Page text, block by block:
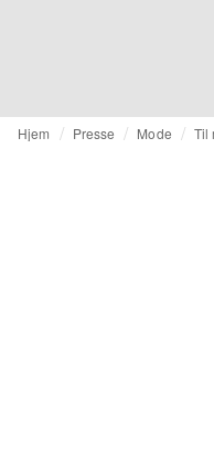
Hjem Presse Mode